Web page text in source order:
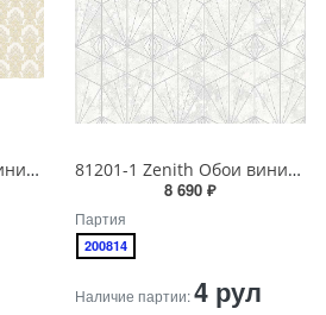
81193-1 Zenith Обои виниловые на бумажной основе 1.06*15.5
81201-1 Zenith Обои виниловые на бумажной основе 1.06*15.5
8 690 ₽
Партия
200814
Наличие партии:4 рул